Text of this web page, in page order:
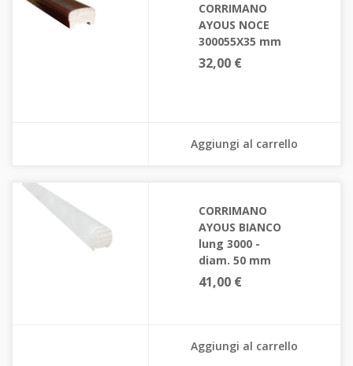
CORRIMANO
AYOUS NOCE
300055X35 mm
32,00 €
Aggiungi al carrello
CORRIMANO
AYOUS BIANCO
lung 3000 -
diam. 50 mm
41,00 €
Aggiungi al carrello